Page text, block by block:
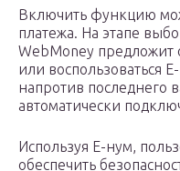
Включить функцию
платежа. На этапе
WebMoney предложит
или воспользоваться
напротив последнего
автоматически
Используя Е-нум,
обеспечить